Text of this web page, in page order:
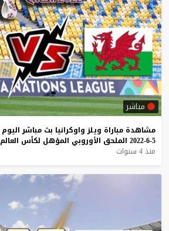
مباشر
مشاهدة مباراة ويلز واوكرانيا بث مباشر اليوم
5-6-2022
الملحق الأوروبي المؤهل لكأس العالم
منذ 4 سنوات